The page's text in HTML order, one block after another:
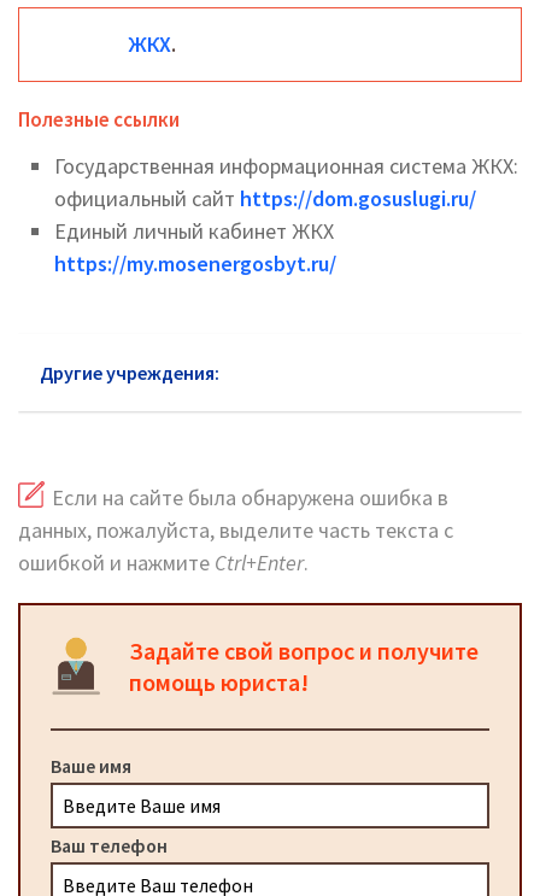
ЖКХ.
Полезные ссылки
Государственная информационная система ЖКХ:
официальный сайт https://dom.gosuslugi.ru/
Единый личный кабинет ЖКХ
https://my.mosenergosbyt.ru/
Другие учреждения:
Если на сайте была обнаружена ошибка в
данных, пожалуйста, выделите часть текста с
ошибкой и нажмите Ctrl+Enter.
Задайте свой вопрос и получите
помощь юриста!
Ваше имя
Ваш телефон